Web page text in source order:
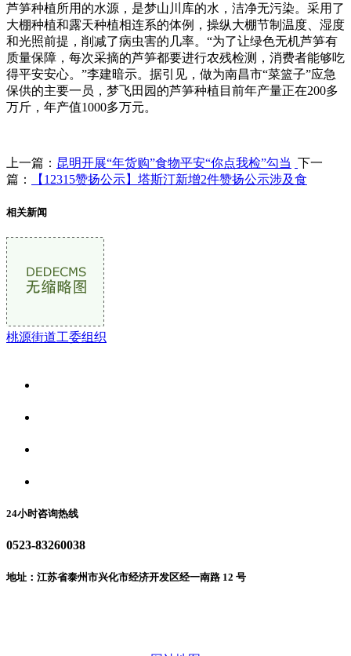
芦笋种植所用的水源，是梦山川库的水，洁净无污染。采用了
大棚种植和露天种植相连系的体例，操纵大棚节制温度、湿度
和光照前提，削减了病虫害的几率。“为了让绿色无机芦笋有
质量保障，每次采摘的芦笋都要进行农残检测，消费者能够吃
得平安安心。”李建暗示。据引见，做为南昌市“菜篮子”应急
保供的主要一员，梦飞田园的芦笋种植目前年产量正在200多
万斤，年产值1000多万元。
上一篇： 昆明开展“年货购”食物平安“你点我检”勾当 下一
篇：
【12315赞扬公示】塔斯汀新增2件赞扬公示涉及食
相关新闻
桃源街道工委组织
24小时咨询热线
0523-83260038
地址：江苏省泰州市兴化市经济开发区经一南路 12 号